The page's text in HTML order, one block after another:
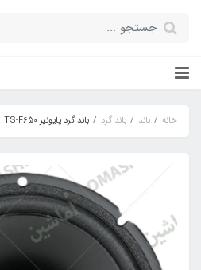
خانه باند باند گرد باند گرد پایونیر TS-F650